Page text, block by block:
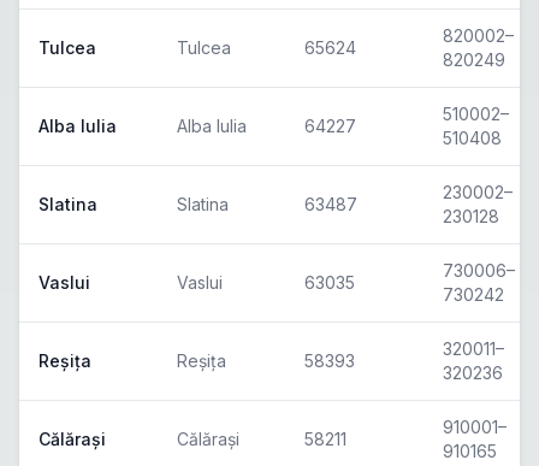
Tulcea Tulcea 65624
820002–
820249
Alba Iulia Alba Iulia 64227
510002–
510408
Slatina Slatina 63487
230002–
230128
Vaslui Vaslui 63035
730006–
730242
Reșița Reșița 58393
320011–
320236
Călărași Călărași 58211
910001–
910165